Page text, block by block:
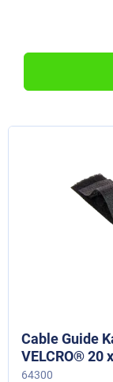
Cable Guide
VELCRO® 20
64300